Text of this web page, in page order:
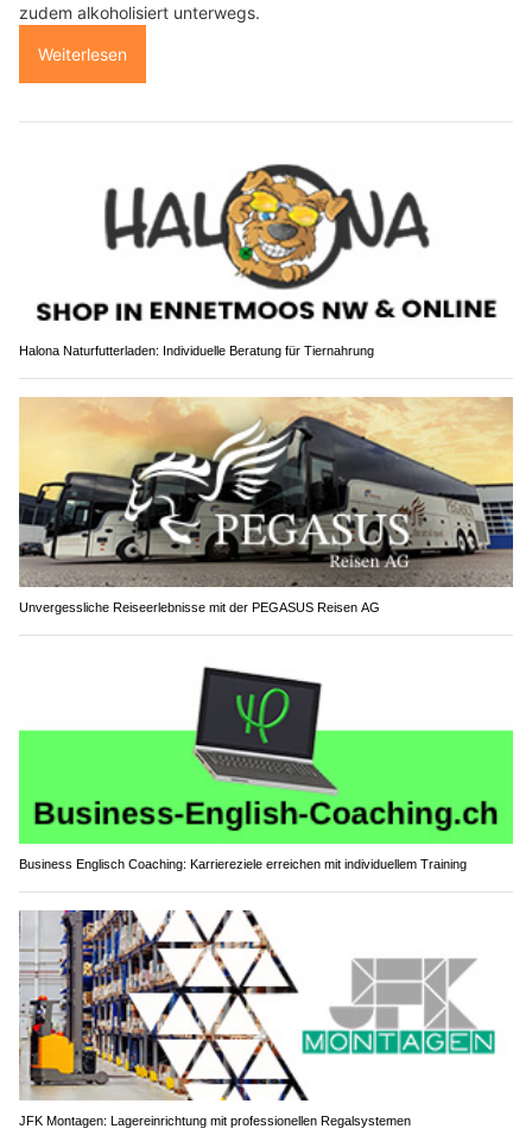
zudem alkoholisiert unterwegs.
Weiterlesen
Halona Naturfutterladen: Individuelle Beratung für Tiernahrung
Unvergessliche Reiseerlebnisse mit der PEGASUS Reisen AG
Business Englisch Coaching: Karriereziele erreichen mit individuellem Training
JFK Montagen: Lagereinrichtung mit professionellen Regalsystemen